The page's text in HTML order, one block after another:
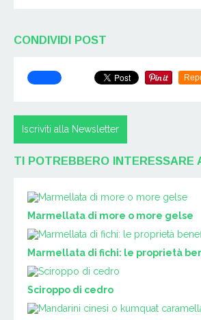
CONDIVIDI POST
Iscriviti alla Newsletter
TI POTREBBERO INTERESSARE
Marmellata di more o more gelse
Marmellata di fichi: le proprietà
Sciroppo di cedro